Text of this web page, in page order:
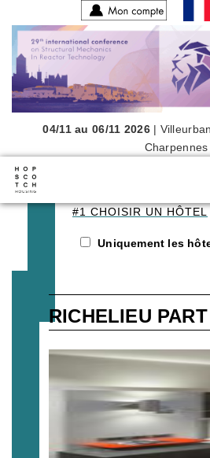
04/11 au 06/11 2026|
Charpennes
#1 CHOISIR UN HÔTEL
Uniquement les
RICHELIEU